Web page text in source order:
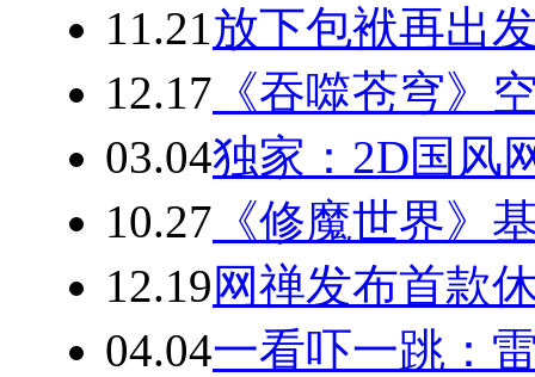
11.21放下包袱再出
12.17 《吞噬苍穹》
03.04独家：2D国风
10.27 《修魔世界》
12.19网禅发布首款
04.04一看吓一跳：